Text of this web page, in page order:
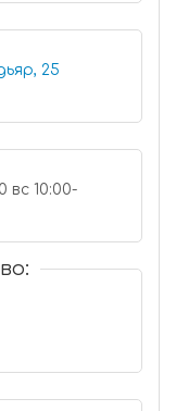
25
вс 10:00-